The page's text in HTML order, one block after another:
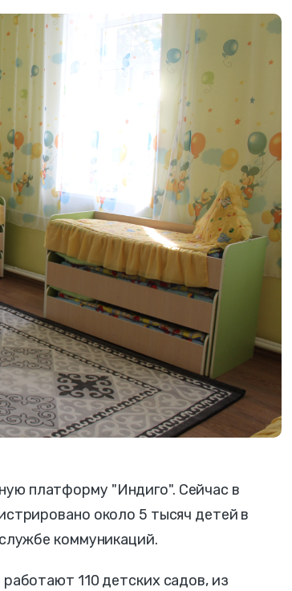
платформу "Индиго". Сейчас в
около 5 тысяч детей в
коммуникаций.
110 детских садов, из